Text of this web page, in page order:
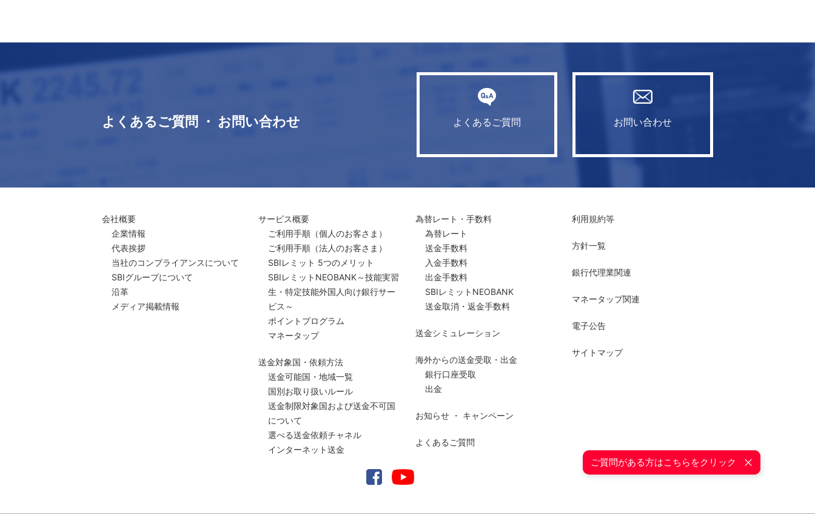
よくあるご質問 ・ お問い合わせ よくあるご質問 お問い合わせ
会社概要
企業情報
代表挨拶
当社のコンプライアンスについて
SBIグループについて
沿革
メディア掲載情報
サービス概要
ご利用手順 （個人のお客さま）
ご利用手順 （法人のお客さま）
SBIレミット 5つのメリット
SBIレミットNEOBANK～技能実習
生・特定技能外国人向け銀行サー
ビス～
ポイントプログラム
マネータップ
送金対象国・依頼方法
送金可能国・地域一覧
国別お取り扱いルール
送金制限対象国および送金不可国
について
選べる送金依頼チャネル
インターネット送金
為替レート・手数料
為替レート
送金手数料
入金手数料
出金手数料
SBIレミットNEOBANK
送金取消・返金手数料
送金シミュレーション
海外からの送金受取・出金
銀行口座受取
出金
お知らせ ・ キャンペーン
よくあるご質問
利用規約等
方針一覧
銀行代理業関連
マネータップ関連
電子公告
サイトマップ
ご質問がある方はこちらをクリック